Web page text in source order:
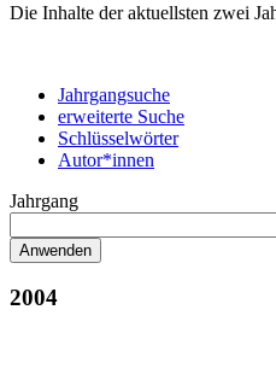
Die Inhalte der aktuellsten zwei
Jahrgangsuche
erweiterte Suche
Schlüsselwörter
Autor*innen
Jahrgang
2004